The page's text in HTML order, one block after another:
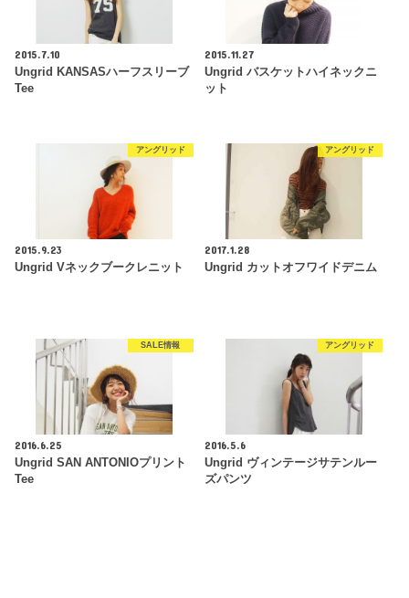
2015.7.10
Ungrid KANSASハーフスリーブ
Tee
2015.11.27
Ungrid バスケットハイネックニ
ット
アングリッド
2015.9.23
Ungrid Vネックブークレニット
アングリッド
2017.1.28
Ungrid カットオフワイドデニム
SALE情報
2016.6.25
Ungrid SAN ANTONIOプリント
Tee
アングリッド
2016.5.6
Ungrid ヴィンテージサテンルー
ズパンツ